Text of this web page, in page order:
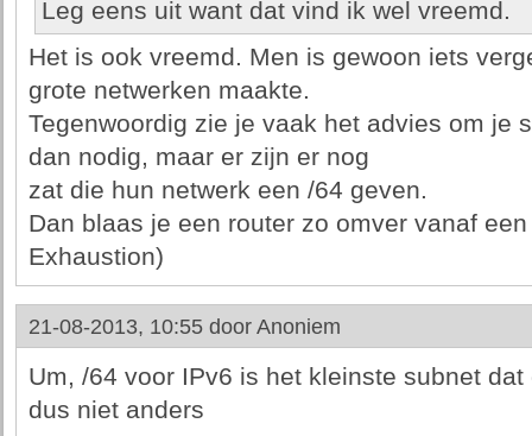
Leg eens uit want dat vind ik wel vreemd.
Het is ook vreemd. Men is gewoon iets
grote netwerken maakte.
Tegenwoordig zie je vaak het advies om je
dan nodig, maar er zijn er nog
zat die hun netwerk een /64 geven.
Dan blaas je een router zo omver vanaf
Exhaustion)
21-08-2013, 10:55 door Anoniem
Um, /64 voor IPv6 is het kleinste subnet
dus niet anders